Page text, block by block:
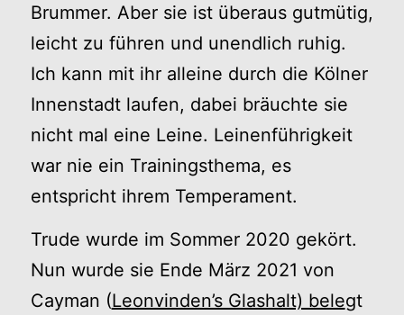
Brummer. Aber sie ist überaus gutmütig,
leicht zu führen und unendlich ruhig.
Ich kann mit ihr alleine durch die Kölner
Innenstadt laufen, dabei bräuchte sie
nicht mal eine Leine. Leinenführigkeit
war nie ein Trainingsthema, es
entspricht ihrem Temperament.
Trude wurde im Sommer 2020 gekört.
Nun wurde sie Ende März 2021 von
Cayman (Leonvinden’s Glashalt) belegt